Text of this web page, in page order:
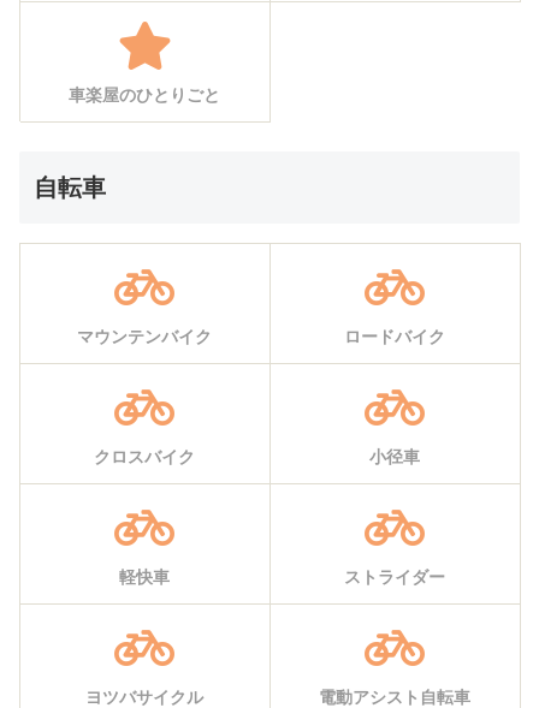
車楽屋のひとりごと
自転車
マウンテンバイク ロードバイク
クロスバイク 小径車
軽快車 ストライダー
ヨツバサイクル 電動アシスト自転車